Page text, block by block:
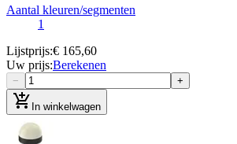
Aantal kleuren/segmenten
1
Lijstprijs:€ 165,60
Uw prijs:Berekenen
− +
add_shopping_cart In winkelwagen